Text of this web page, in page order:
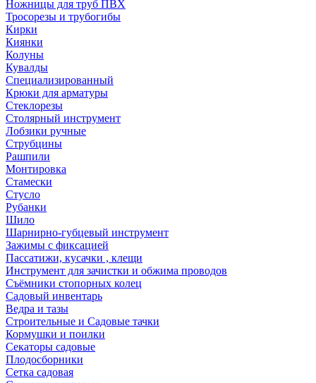
Ножницы для труб ПВХ
Тросорезы и трубогибы
Кирки
Киянки
Колуны
Кувалды
Специализированный
Крюки для арматуры
Стеклорезы
Столярный инструмент
Лобзики ручные
Струбцины
Рашпили
Монтировка
Стамески
Стусло
Рубанки
Шило
Шарнирно-губцевый инструмент
Зажимы с фиксацией
Пассатижи, кусачки , клещи
Инструмент для зачистки и обжима проводов
Съёмники стопорных колец
Садовый инвентарь
Ведра и тазы
Строительные и Садовые тачки
Кормушки и поилки
Секаторы садовые
Плодосборники
Сетка садовая